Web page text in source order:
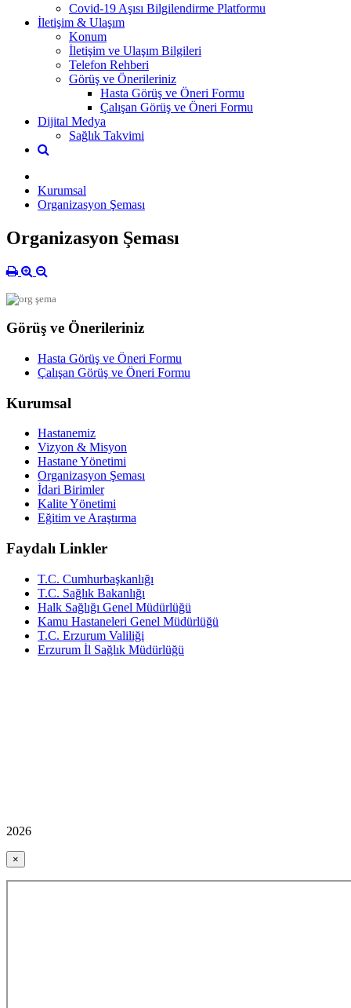
Covid-19 Aşısı Bilgilendirme Platformu
İletişim & Ulaşım
Konum
İletişim ve Ulaşım Bilgileri
Telefon Rehberi
Görüş ve Önerileriniz
Hasta Görüş ve Öneri Formu
Çalışan Görüş ve Öneri Formu
Dijital Medya
Sağlık Takvimi
Kurumsal
Organizasyon Şeması
Organizasyon Şeması
Görüş ve Önerileriniz
Hasta Görüş ve Öneri Formu
Çalışan Görüş ve Öneri Formu
Kurumsal
Hastanemiz
Vizyon & Misyon
Hastane Yönetimi
Organizasyon Şeması
İdari Birimler
Kalite Yönetimi
Eğitim ve Araştırma
Faydalı Linkler
T.C. Cumhurbaşkanlığı
T.C. Sağlık Bakanlığı
Halk Sağlığı Genel Müdürlüğü
Kamu Hastaneleri Genel Müdürlüğü
T.C. Erzurum Valiliği
Erzurum İl Sağlık Müdürlüğü
2026
×